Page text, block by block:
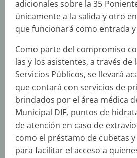
adicionales sobre la 35
únicamente a la salida y otro
que funcionará como entrada y
Como parte del compromiso
las y los asistentes, a través de
Servicios Públicos, se llevará
que contará con servicios de
brindados por el área médica
Municipal DIF, puntos de
de atención en caso de
como el préstamo de cubetas
para facilitar el acceso a